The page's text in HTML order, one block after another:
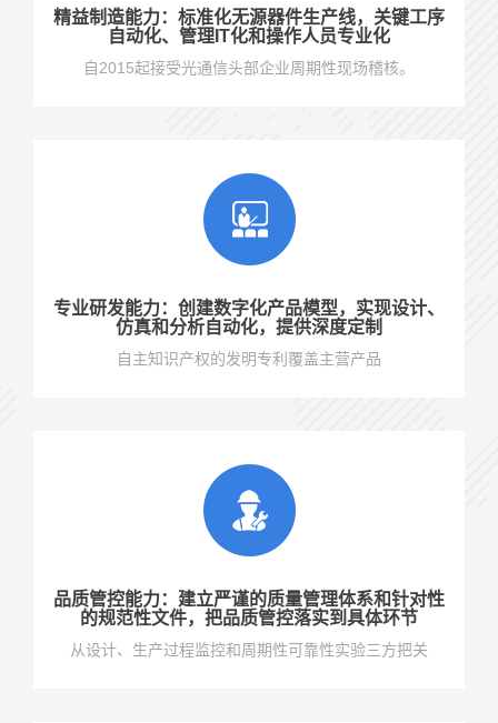
精益制造能力：标准化无源器件生产线，关键工序
自动化、管理IT化和操作人员专业化
自2015起接受光通信头部企业周期性现场稽核。
专业研发能力：创建数字化产品模型，实现设计、
仿真和分析自动化，提供深度定制
自主知识产权的发明专利覆盖主营产品
品质管控能力：建立严谨的质量管理体系和针对性
的规范性文件，把品质管控落实到具体环节
从设计、生产过程监控和周期性可靠性实验三方把关